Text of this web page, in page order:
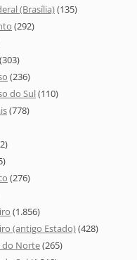
(Brasília)(135)
(292)
(303)
(236)
do Sul(110)
(778)
(276)
(1.856)
(antigo Estado)(428)
do Norte(265)